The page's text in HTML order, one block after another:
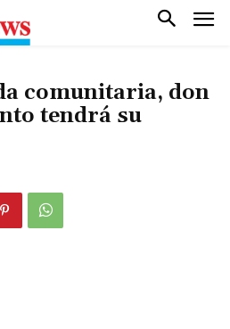
comunitaria, don
tendrá su